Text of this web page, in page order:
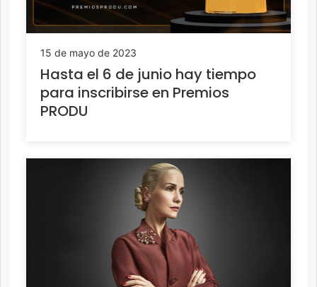
15 de mayo de 2023
Hasta el 6 de junio hay tiempo
para inscribirse en Premios
PRODU